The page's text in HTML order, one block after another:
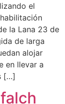
el
la Lana 23 de
de larga
alojar
en llevar a
[…]